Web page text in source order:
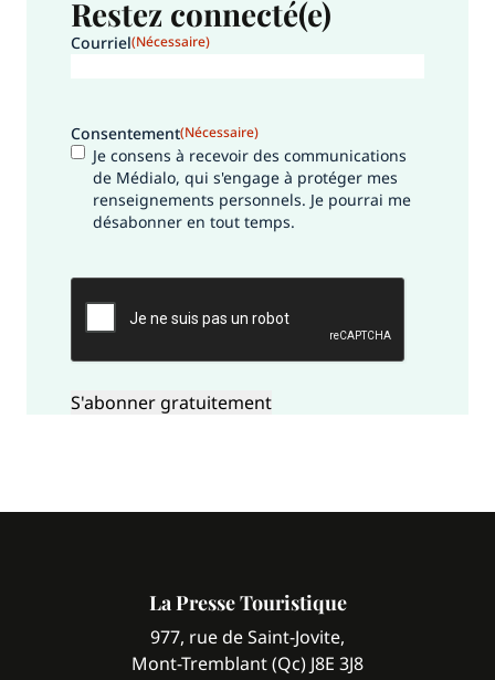
Restez connecté(e)
Courriel(Nécessaire)
Consentement(Nécessaire)
Je consens à recevoir des communications
de Médialo, qui s'engage à protéger mes
renseignements personnels. Je pourrai me
désabonner en tout temps.
CAPTCHA
La Presse Touristique
977, rue de Saint-Jovite,
Mont-Tremblant (Qc) J8E 3J8